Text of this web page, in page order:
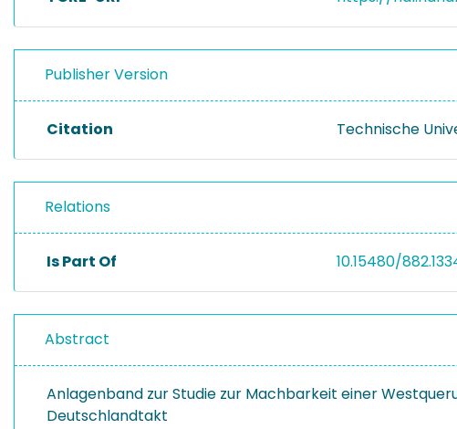
Publisher Version
Citation Technische
Relations
Is Part Of 10.15480/
Abstract
Anlagenband zur Studie zur Machbarkeit einer
Deutschlandtakt